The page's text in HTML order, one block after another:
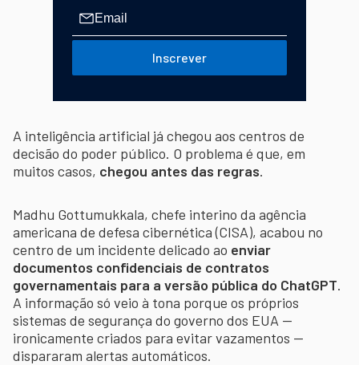
Inscrever
A inteligência artificial já chegou aos centros de
decisão do poder público. O problema é que, em
muitos casos, chegou antes das regras.
Madhu Gottumukkala, chefe interino da agência
americana de defesa cibernética (CISA), acabou no
centro de um incidente delicado ao enviar
documentos confidenciais de contratos
governamentais para a versão pública do ChatGPT.
A informação só veio à tona porque os próprios
sistemas de segurança do governo dos EUA —
ironicamente criados para evitar vazamentos —
dispararam alertas automáticos.